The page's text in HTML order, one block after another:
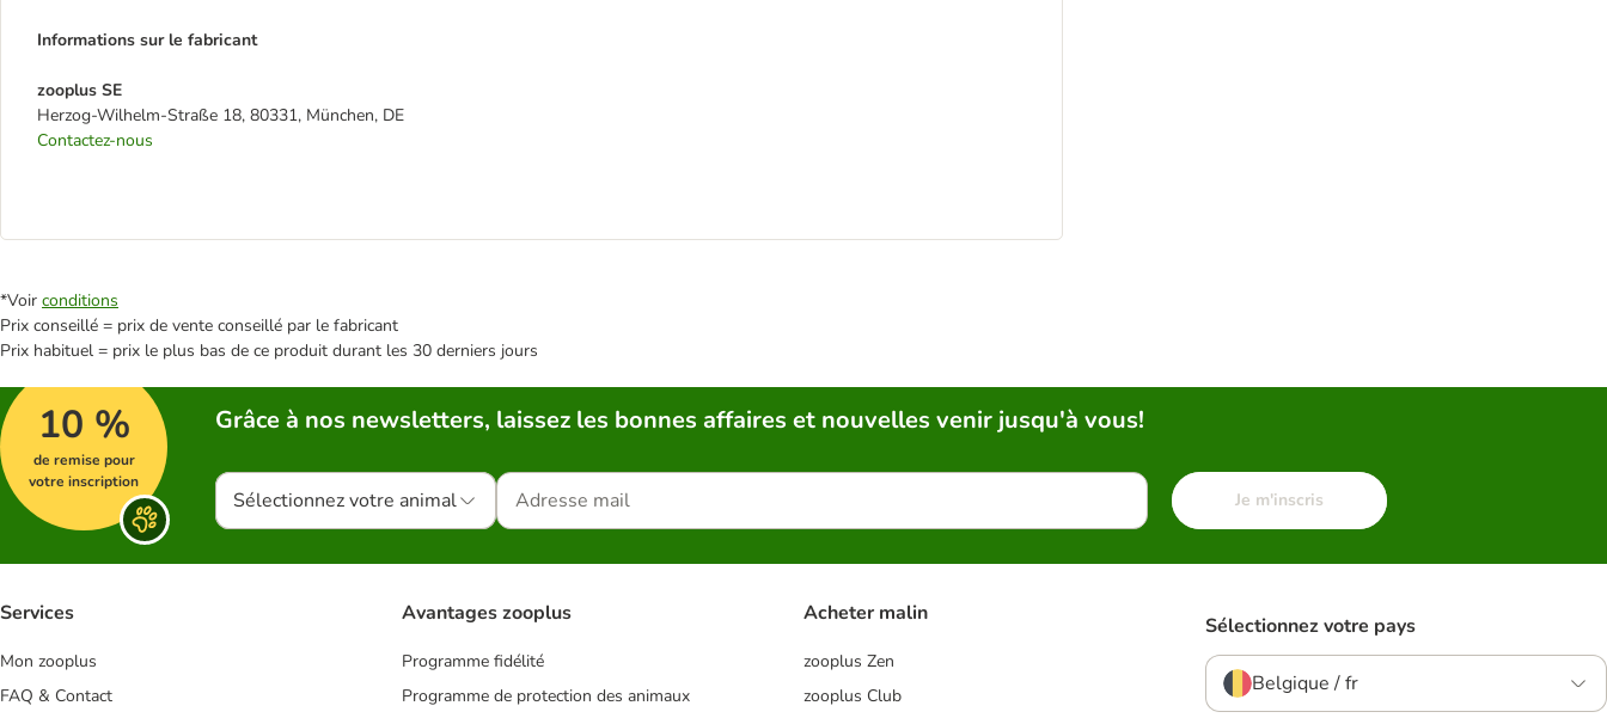
Informations sur le fabricant
zooplus SE
Herzog-Wilhelm-Straße 18, 80331, München, DE
Contactez-nous
*Voir conditions
Prix conseillé = prix de vente conseillé par le fabricant
Prix habituel = prix le plus bas de ce produit durant les 30 derniers jours
10 %
de remise pour
votre inscription
Grâce à nos newsletters, laissez les bonnes affaires et nouvelles venir jusqu'à vous!
Sélectionnez votre animal Je m'inscris
Services
Mon zooplus
FAQ & Contact
Avantages zooplus
Programme fidélité
Programme de protection des animaux
Acheter malin
zooplus Zen
zooplus Club
Sélectionnez votre pays
Belgique / fr